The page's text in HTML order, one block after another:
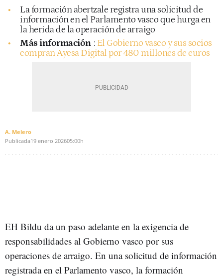
La formación abertzale registra una solicitud de
información en el Parlamento vasco que hurga en
la herida de la operación de arraigo
Más información : El Gobierno vasco y sus socios
compran Ayesa Digital por 480 millones de euros
A. Melero
Publicada19 enero 202605:00h
EH Bildu da un paso adelante en la exigencia de
responsabilidades al Gobierno vasco por sus
operaciones de arraigo. En una solicitud de información
registrada en el Parlamento vasco, la formación